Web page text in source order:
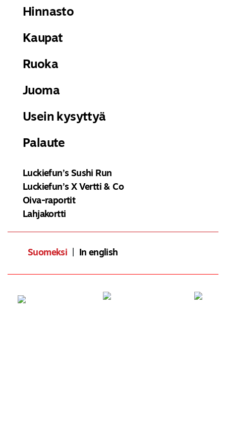
Hinnasto
Kaupat
Ruoka
Juoma
Usein kysyttyä
Palaute
Suomeksi In english
Luckiefun’s Sushi Run
Luckiefun’s X Vertti & Co
Oiva-raportit
Lahjakortti
10v
13,50€
Kaikki sushit buffetista mukaan
1,00 € / kpl
Misokeitto +3,50 €